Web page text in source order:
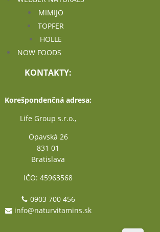
MIMIJO
TOPFER
HOLLE
NOW FOODS
KONTAKTY:
Korešpondenčná adresa:
Life Group s.r.o.,
Opavská 26
831 01
Bratislava
IČO: 45963568
0903 700 456
info@naturvitamins.sk